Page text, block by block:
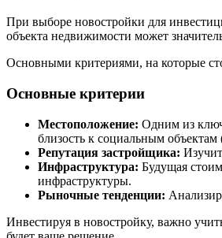
При выборе новостройки для
объекта недвижимости может
Основными критериями, на которые
Основные критерии
Местоположение: Одним из
близость к социальным
Репутация застройщика:
Инфраструктура: Будущая
инфраструктуры.
Рыночные тенденции:
Инвестируя в новостройку, важно